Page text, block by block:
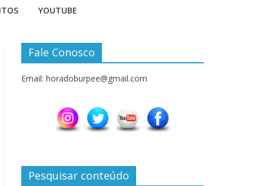
YOUTUBE
Fale Conosco
Email: horadoburpee@gmail.com
Pesquisar conteúdo